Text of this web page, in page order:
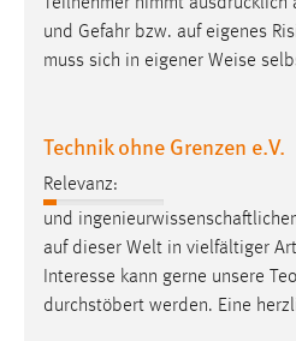
und Gefahr bzw. auf eigenes
muss sich in eigener Weise
Technik ohne Grenzen e.V.
Relevanz:
und
auf dieser Welt in vielfältiger
Interesse kann gerne unsere
durchstöbert werden. Eine